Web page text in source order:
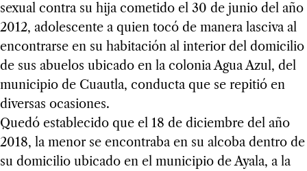
sexual contra su hija cometido el 30 de junio del año
2012, adolescente a quien tocó de manera lasciva al
encontrarse en su habitación al interior del domicilio
de sus abuelos ubicado en la colonia Agua Azul, del
municipio de Cuautla, conducta que se repitió en
diversas ocasiones.
Quedó establecido que el 18 de diciembre del año
2018, la menor se encontraba en su alcoba dentro de
su domicilio ubicado en el municipio de Ayala, a la